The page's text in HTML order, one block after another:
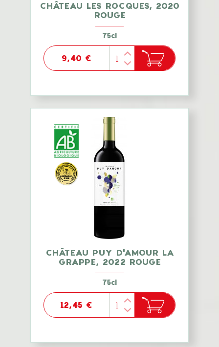
CHÂTEAU LES ROCQUES, 2020
ROUGE
75cl
9,40 €
CHÂTEAU PUY D'AMOUR LA
GRAPPE, 2022 ROUGE
75cl
12,45 €